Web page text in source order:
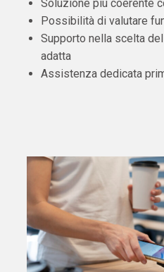
Soluzione più coerente
Possibilità di valutare
Supporto nella scelta
adatta
Assistenza dedicata